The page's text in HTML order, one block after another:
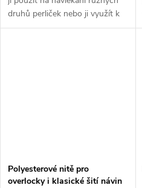
druhů perliček nebo ji využít k
technice vrapování, tzn.
Polyesterové nitě pro
overlocky i klasické šití návin